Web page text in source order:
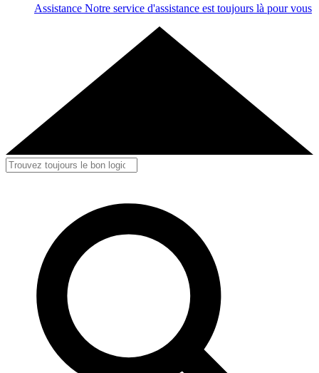
Assistance Notre service d'assistance est toujours là pour vous